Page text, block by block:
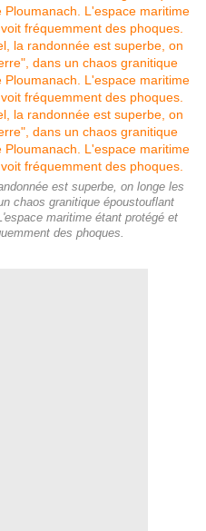
est superbe, on longe les
chaos granitique époustouflant
maritime étant protégé et
des phoques.